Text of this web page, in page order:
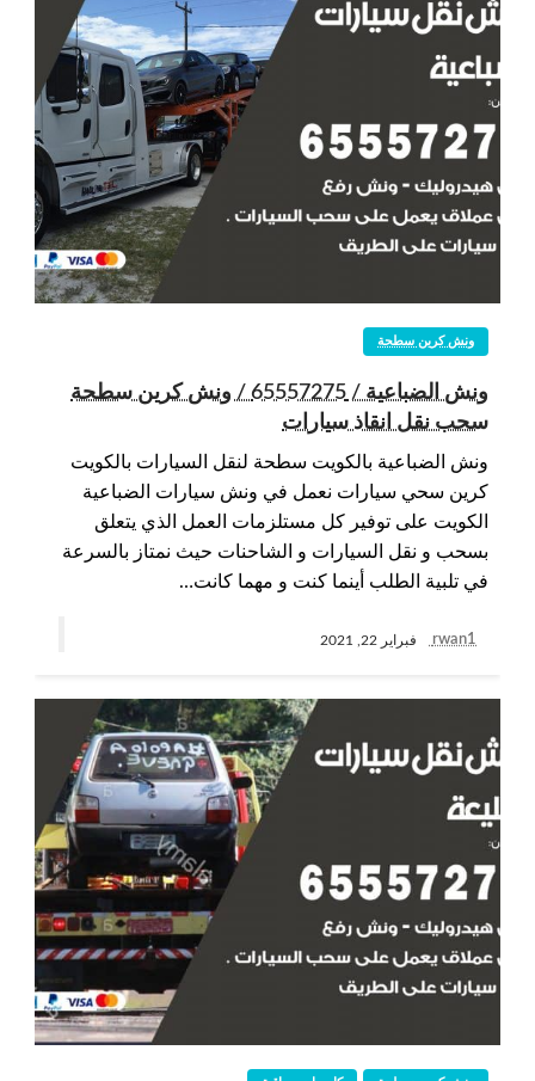
ونش كرين سطحة
ونش الضباعية / 65557275 / ونش كرين سطحة
سحب نقل انقاذ سيارات
ونش الضباعية بالكويت سطحة لنقل السيارات بالكويت
كرين سحي سيارات نعمل في ونش سيارات الضباعية
الكويت على توفير كل مستلزمات العمل الذي يتعلق
بسحب و نقل السيارات و الشاحنات حيث نمتاز بالسرعة
في تلبية الطلب أينما كنت و مهما كانت…
rwan1 فبراير 22, 2021